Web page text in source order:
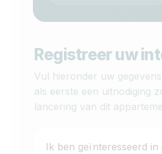
Registreer uw
Vul hieronder uw
als eerste een uitnodiging
lancering van dit
Ik ben geïnteresseerd in